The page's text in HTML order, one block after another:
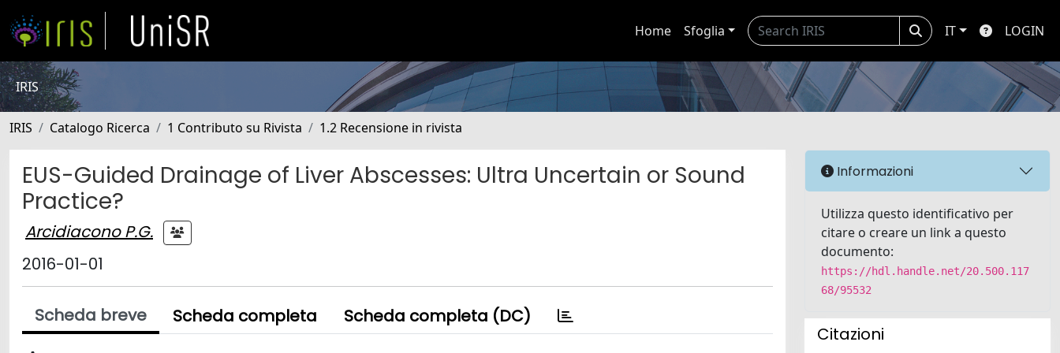
Home Sfoglia IT LOGIN
IRIS
IRIS Catalogo Ricerca 1 Contributo su Rivista 1.2 Recensione in rivista
EUS-Guided Drainage of Liver Abscesses: Ultra Uncertain or Sound
Practice?
Arcidiacono P.G.
2016-01-01
Scheda breve Scheda completa Scheda completa (DC)
Informazioni
Utilizza questo identificativo per
citare o creare un link a questo
documento:
https://hdl.handle.net/20.500.117
68/95532
Citazioni